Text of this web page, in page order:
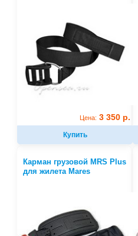
Цена: 3 350 р.
Купить
Карман грузовой MRS Plus
для жилета Mares